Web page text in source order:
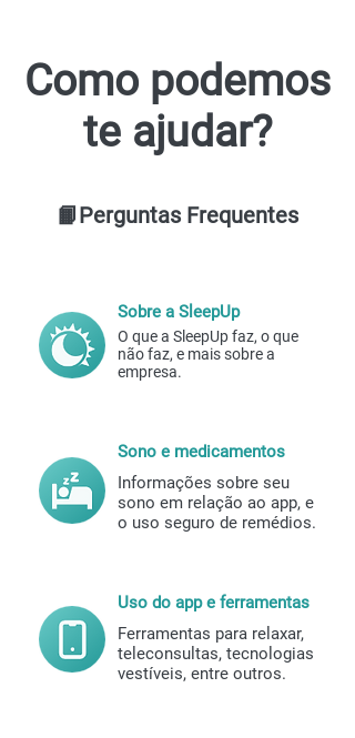
Como podemos
te ajudar?
📙Perguntas Frequentes
Sobre a SleepUp
O que a SleepUp faz, o que
não faz, e mais sobre a
empresa.
Sono e medicamentos
Informações sobre seu
sono em relação ao app, e
o uso seguro de remédios.
Uso do app e ferramentas
Ferramentas para relaxar,
teleconsultas, tecnologias
vestíveis, entre outros.